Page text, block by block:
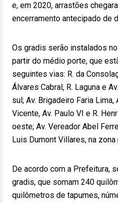
e, em 2020, arrastões
encerramento antecipado de
Os gradis serão instalados
partir do médio porte, que
seguintes vias: R. da
Álvares Cabral, R. Laguna e
sul; Av. Brigadeiro Faria Lima,
Vicente, Av. Paulo VI e R.
oeste; Av. Vereador Abel
Luis Dumont Villares, na zona
De acordo com a Prefeitura,
gradis, que somam 240
quilômetros de tapumes,